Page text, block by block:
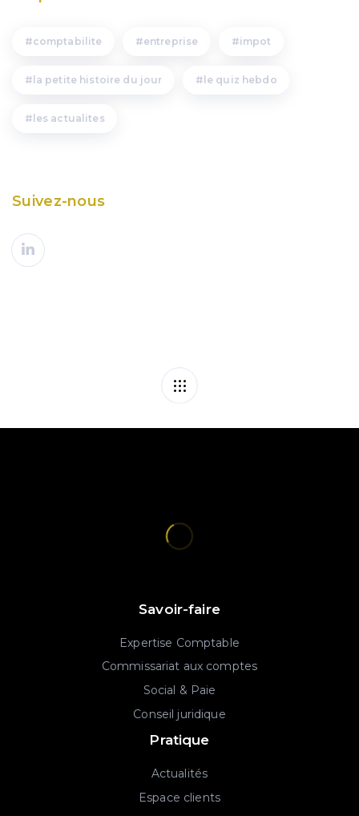
comptabilite entreprise impot
la petite histoire du jour le quiz hebdo
les actualites
Suivez-nous
Savoir-faire
Expertise Comptable
Commissariat aux comptes
Social & Paie
Conseil juridique
Pratique
Actualités
Espace clients